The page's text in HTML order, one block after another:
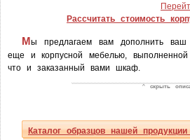
Рассчитать стоимость
Мы предлагаем вам дополнить
еще и корпусной мебелью,
что и заказанный вами шкаф.
^скрыть
Каталог образцов нашей